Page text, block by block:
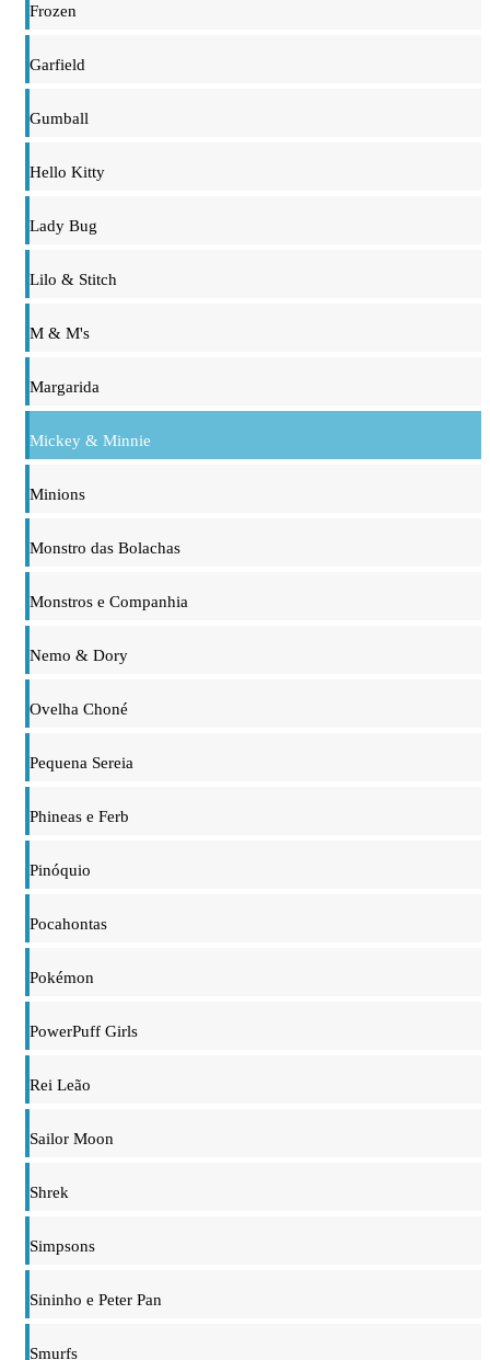
Frozen
Garfield
Gumball
Hello Kitty
Lady Bug
Lilo & Stitch
M & M's
Margarida
Mickey & Minnie
Minions
Monstro das Bolachas
Monstros e Companhia
Nemo & Dory
Ovelha Choné
Pequena Sereia
Phineas e Ferb
Pinóquio
Pocahontas
Pokémon
PowerPuff Girls
Rei Leão
Sailor Moon
Shrek
Simpsons
Sininho e Peter Pan
Smurfs